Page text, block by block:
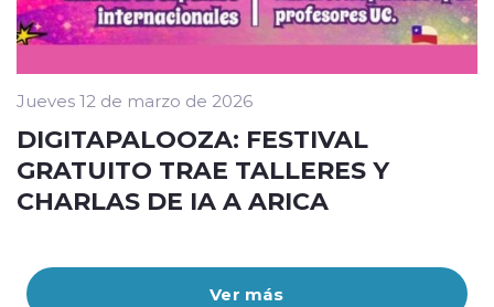
Ver más
Jueves 12 de marzo de 2026
DIGITAPALOOZA: FESTIVAL
GRATUITO TRAE TALLERES Y
CHARLAS DE IA A ARICA